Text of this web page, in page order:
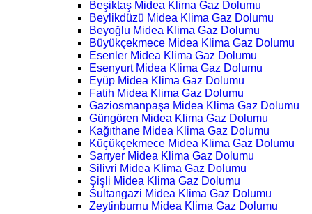
Beşiktaş Midea Klima Gaz Dolumu
Beylikdüzü Midea Klima Gaz Dolumu
Beyoğlu Midea Klima Gaz Dolumu
Büyükçekmece Midea Klima Gaz Dolumu
Esenler Midea Klima Gaz Dolumu
Esenyurt Midea Klima Gaz Dolumu
Eyüp Midea Klima Gaz Dolumu
Fatih Midea Klima Gaz Dolumu
Gaziosmanpaşa Midea Klima Gaz Dolumu
Güngören Midea Klima Gaz Dolumu
Kağıthane Midea Klima Gaz Dolumu
Küçükçekmece Midea Klima Gaz Dolumu
Sarıyer Midea Klima Gaz Dolumu
Silivri Midea Klima Gaz Dolumu
Şişli Midea Klima Gaz Dolumu
Sultangazi Midea Klima Gaz Dolumu
Zeytinburnu Midea Klima Gaz Dolumu